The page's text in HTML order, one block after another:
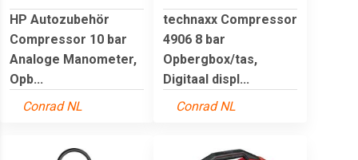
HP Autozubehör
Compressor 10 bar
Analoge Manometer,
Opb...
Conrad NL
technaxx Compressor
4906 8 bar
Opbergbox/tas,
Digitaal displ...
Conrad NL